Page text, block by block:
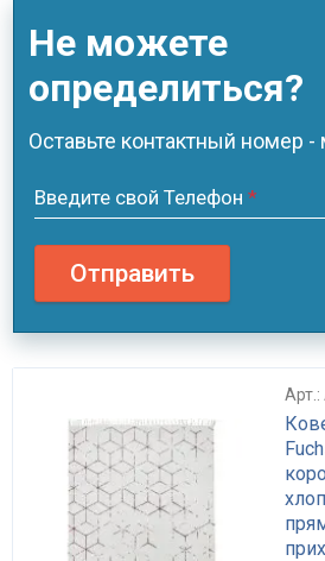
Не можете
определиться?
Оставьте контактный номер
Введите свой Телефон *
Отправить
Арт.: